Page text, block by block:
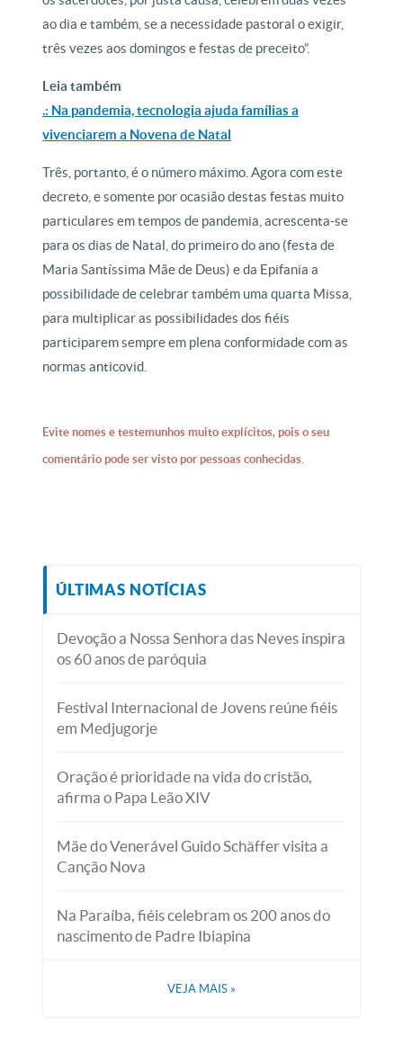
ao dia e também, se a necessidade pastoral o exigir,
três vezes aos domingos e festas de preceito”.
Leia também
.: Na pandemia, tecnologia ajuda famílias a
vivenciarem a Novena de Natal
Três, portanto, é o número máximo. Agora com este
decreto, e somente por ocasião destas festas muito
particulares em tempos de pandemia, acrescenta-se
para os dias de Natal, do primeiro do ano (festa de
Maria Santíssima Mãe de Deus) e da Epifania a
possibilidade de celebrar também uma quarta Missa,
para multiplicar as possibilidades dos fiéis
participarem sempre em plena conformidade com as
normas anticovid.
Evite nomes e testemunhos muito explícitos, pois o seu
comentário pode ser visto por pessoas conhecidas.
ÚLTIMAS NOTÍCIAS
Devoção a Nossa Senhora das Neves inspira
os 60 anos de paróquia
Festival Internacional de Jovens reúne fiéis
em Medjugorje
Oração é prioridade na vida do cristão,
afirma o Papa Leão XIV
Mãe do Venerável Guido Schäffer visita a
Canção Nova
Na Paraíba, fiéis celebram os 200 anos do
nascimento de Padre Ibiapina
VEJA MAIS »